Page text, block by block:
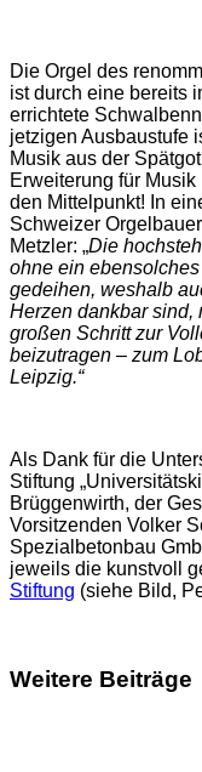
Die Orgel des
ist durch eine bereits
errichtete
jetzigen Ausbaustufe
Musik aus der
Erweiterung für
den Mittelpunkt! In
Schweizer
Metzler: „Die
ohne ein
gedeihen, weshalb
Herzen dankbar sind,
großen Schritt zur
beizutragen – zum
Leipzig.“
Als Dank für die
Stiftung
Brüggenwirth, der
Vorsitzenden Volker
Spezialbetonbau
jeweils die kunstvoll
Stiftung (siehe Bild,
Weitere Beiträge